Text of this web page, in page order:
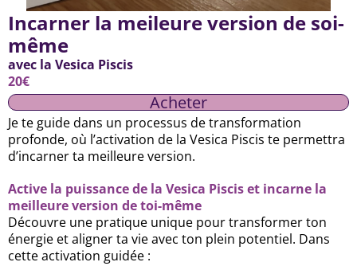
Incarner la meileure version de soi-
même
avec la Vesica Piscis
20€
Acheter
Je te guide dans un processus de transformation
profonde, où l’activation de la Vesica Piscis te permettra
d’incarner ta meilleure version.
Active la puissance de la Vesica Piscis et incarne la
meilleure version de toi-même
Découvre une pratique unique pour transformer ton
énergie et aligner ta vie avec ton plein potentiel. Dans
cette activation guidée :